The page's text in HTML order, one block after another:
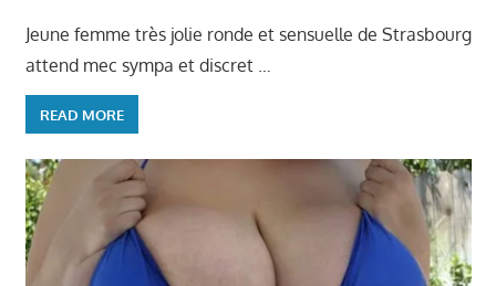
Jeune femme très jolie ronde et sensuelle de Strasbourg
attend mec sympa et discret …
READ MORE